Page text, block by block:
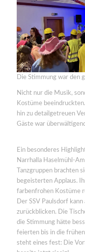
Die Stimmung war den
Nicht nur die Musik,
Kostüme
hin zu detailgetreuen
Gäste war
Ein besonderes
Narrhalla Haselmühl-
Tanzgruppen brachten
begeisterten Applaus.
farbenfrohen Kostüme
Der SSV Paulsdorf
zurückblicken. Die
die Stimmung hätte
feierten bis in die
steht eines fest: Die